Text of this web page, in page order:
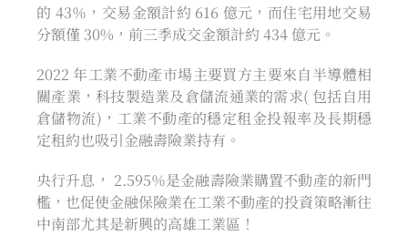
的 43％，交易金額計約 616 億元，而住宅用地交易
分額僅 30%，前三季成交金額計約 434 億元。
2022 年工業不動產市場主要買方主要來自半導體相
關產業，科技製造業及倉儲流通業的需求( 包括自用
倉儲物流)，工業不動產的穩定租金投報率及長期穩
定租約也吸引金融壽險業持有。
央行升息， 2.595％是金融壽險業購置不動產的新門
檻，也促使金融保險業在工業不動產的投資策略漸往
中南部尤其是新興的高雄工業區！